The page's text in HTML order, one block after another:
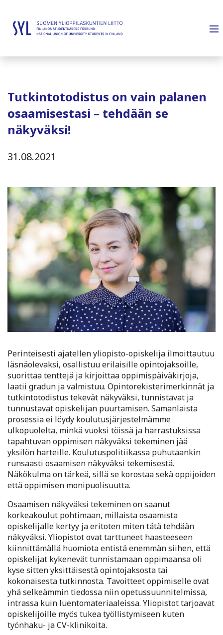
Tutkintotodistus on vain palanen
osaamisestasi – tehdään se
näkyväksi!
31.08.2021
Perinteisesti ajatellen yliopisto-opiskelija ilmoittautuu
läsnäolevaksi, osallistuu erilaisille opintojaksoille,
suorittaa tenttejä ja kirjoittaa oppimispäiväkirjoja,
laatii gradun ja valmistuu. Opintorekisterimerkinnät ja
tutkintotodistus tekevät näkyväksi, tunnistavat ja
tunnustavat opiskelijan puurtamisen. Samanlaista
prosessia ei löydy koulutusjärjestelmämme
ulkopuolelta, minkä vuoksi töissä ja harrastuksissa
tapahtuvan oppimisen näkyväksi tekeminen jää
yksilön harteille. Koulutuspolitiikassa puhutaankin
runsaasti osaamisen näkyväksi tekemisestä.
Näkökulma on tärkeä, sillä se korostaa sekä oppijoiden
että oppimisen monipuolisuutta.
Osaamisen näkyväksi tekeminen on saanut
korkeakoulut pohtimaan, millaista osaamista
opiskelijalle kertyy ja eritoten miten tätä tehdään
näkyväksi. Yliopistot ovat tarttuneet haasteeseen
kiinnittämällä huomiota entistä enemmän siihen, että
opiskelijat kykenevät tunnistamaan oppimaansa oli
kyse sitten yksittäisestä opintojaksosta tai
kokonaisesta tutkinnosta. Tavoitteet oppimiselle ovat
yhä selkeämmin tiedossa niin opetussuunnitelmissa,
intrassa kuin luentomateriaaleissa. Yliopistot tarjoavat
opiskelijoille myös tukea työllistymiseen kuten
työnhaku- ja CV-klinikoita.